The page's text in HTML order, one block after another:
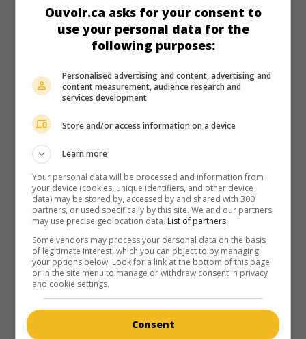
au cinéma
The Patron Saint of Liars
É.-U. 1997. Drame de moeursde Stephen Gyllenhaal avec
Dana Delany,Sada Thompson,Clancy Brown
femme enceinte fuit son mari et recommence sa vie à zéro
avec un homme à qui elle cache son passé.
Ouvoir.ca asks for your consent to
use your personal data for the
following purposes:
Personalised advertising and content, advertising and
content measurement, audience research and
services development
Store and/or access information on a device
Learn more
Your personal data will be processed and information from
your device (cookies, unique identifiers, and other device
data) may be stored by, accessed by and shared with 300
partners, or used specifically by this site. We and our partners
may use precise geolocation data. List of partners.
Some vendors may process your personal data on the basis
of legitimate interest, which you can object to by managing
your options below. Look for a link at the bottom of this page
or in the site menu to manage or withdraw consent in privacy
and cookie settings.
Consent